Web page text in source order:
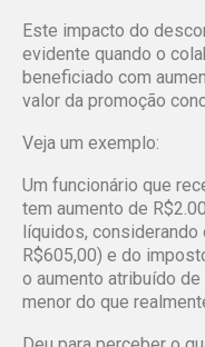
Este impacto do
evidente quando o
beneficiado com
valor da promoção
Veja um exemplo:
Um funcionário que
tem aumento de
líquidos,
R$605,00) e do
o aumento atribuído de
menor do que